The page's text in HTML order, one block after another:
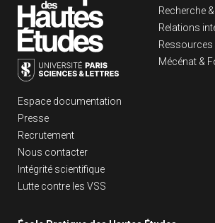
Recherche
Relations
Ressources
Mécénat &
Liens footer
Espace documentation
Presse
Recrutement
Nous contacter
Intégrité scientifique
Lutte contre les VSS